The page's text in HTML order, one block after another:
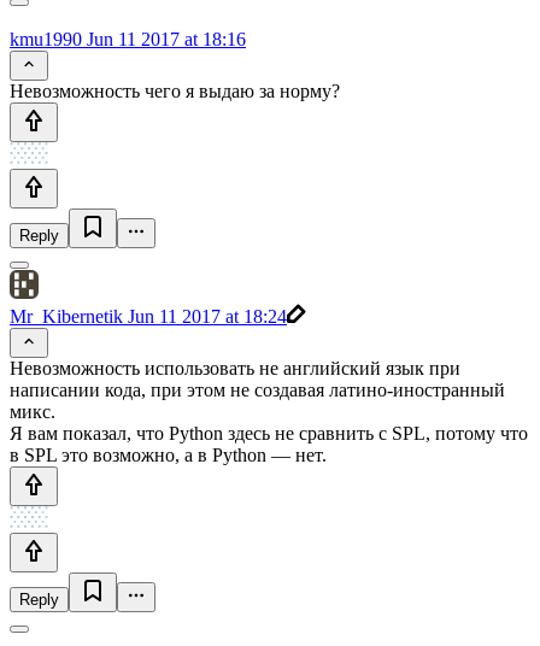
kmu1990 Jun 11 2017 at 18:16
Невозможность чего я выдаю за норму?
Reply
Mr_Kibernetik Jun 11 2017 at 18:24
Невозможность использовать не английский язык при
написании кода, при этом не создавая латино-иностранный
микс.
Я вам показал, что Python здесь не сравнить с SPL, потому что
в SPL это возможно, а в Python — нет.
Reply